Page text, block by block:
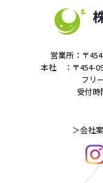
営業所：〒
本社 ：〒454-
フリ
受付時
＞会社